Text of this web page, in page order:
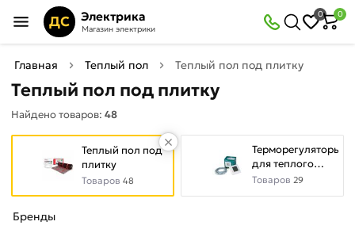
ДС Электрика
Магазин электрики
0 0
Главная Теплый пол Теплый пол под плитку
Теплый пол под плитку
Найдено товаров:48
Теплый пол под
плитку
Товаров 48
Терморегуляторы
для теплого
пола
Товаров 29
Бренды
Фильтры
Найдено товаров:
наличии
Со
скидкой
руб.